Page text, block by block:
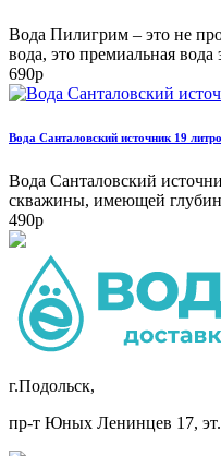
Вода Пилигрим – это не
вода, это премиальная вода
690р
Вода Санталовский источник 19
Вода Санталовский
скважины, имеющей
490р
г.Подольск,
пр-т Юных Ленинцев 17,